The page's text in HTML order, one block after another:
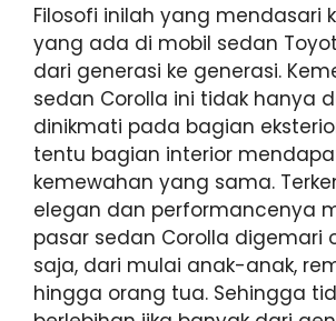
Filosofi inilah yang mendasari
yang ada di mobil sedan
dari generasi ke generasi.
sedan Corolla ini tidak hanya
dinikmati pada bagian
tentu bagian interior
kemewahan yang sama.
elegan dan performancenya
pasar sedan Corolla digemari
saja, dari mulai anak-anak,
hingga orang tua. Sehingga